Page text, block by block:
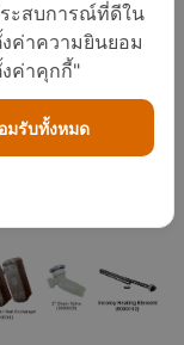
น้ำร้อน
ะสบการณ์ที่ดีใน
ค่าความยินยอม
ค่าคุกกี้"
มรับทั้งหมด